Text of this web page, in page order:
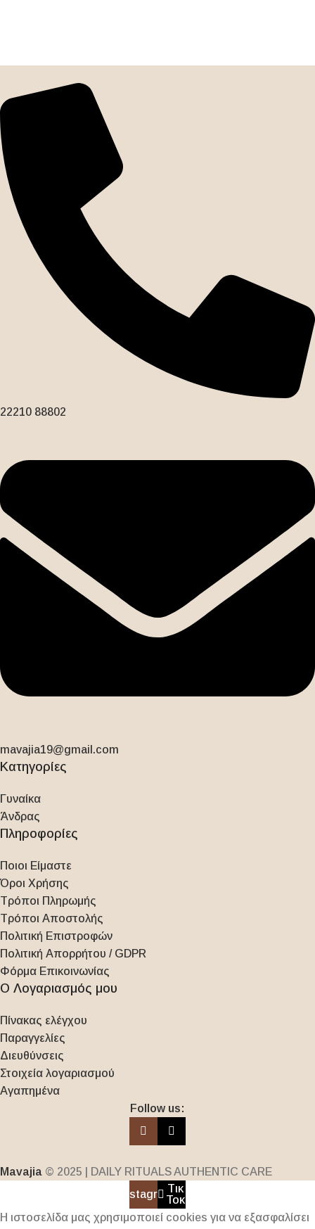
22210 88802
mavajia19@gmail.com
Κατηγορίες
Γυναίκα
Άνδρας
Πληροφορίες
Ποιοι Είμαστε
Όροι Χρήσης
Τρόποι Πληρωμής
Τρόποι Αποστολής
Πολιτική Επιστροφών
Πολιτική Απορρήτου / GDPR
Φόρμα Επικοινωνίας
Ο Λογαριασμός μου
Πίνακας ελέγχου
Παραγγελίες
Διευθύνσεις
Στοιχεία λογαριασμού
Αγαπημένα
Follow us:
Mavajia © 2025 | DAILY RITUALS AUTHENTIC CARE
InstagramΤικ
Τοκ
Η ιστοσελίδα μας χρησιμοποιεί cookies για να εξασφαλίσει